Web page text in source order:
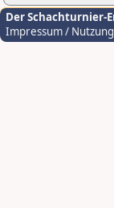
Der Schachturnier-
Impressum /